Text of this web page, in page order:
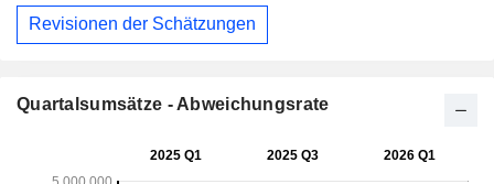
Revisionen der Schätzungen
Quartalsumsätze - Abweichungsrate